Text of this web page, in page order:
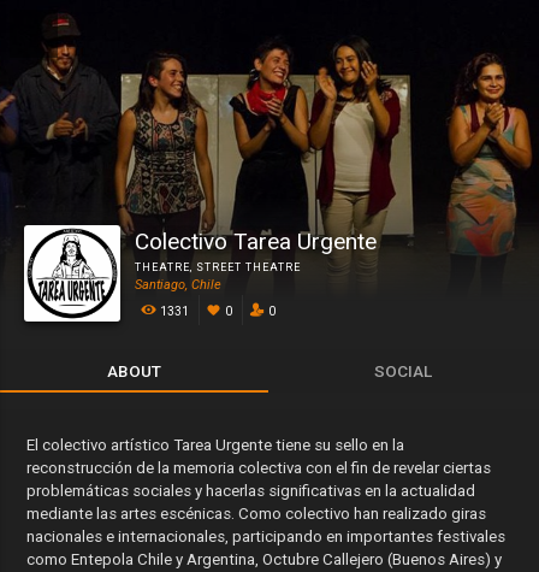
Colectivo Tarea Urgente
THEATRE, STREET THEATRE
Santiago, Chile
1331
0 0
ABOUT SOCIAL
El colectivo artístico Tarea Urgente tiene su sello en la
reconstrucción de la memoria colectiva con el fin de revelar ciertas
problemáticas sociales y hacerlas significativas en la actualidad
mediante las artes escénicas. Como colectivo han realizado giras
nacionales e internacionales, participando en importantes festivales
como Entepola Chile y Argentina, Octubre Callejero (Buenos Aires) y